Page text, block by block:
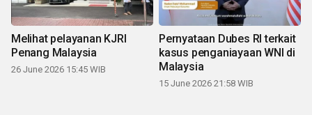
Melihat pelayanan KJRI
Penang Malaysia
26 June 2026 15:45 WIB
Pernyataan Dubes RI terkait
kasus penganiayaan WNI di
Malaysia
15 June 2026 21:58 WIB